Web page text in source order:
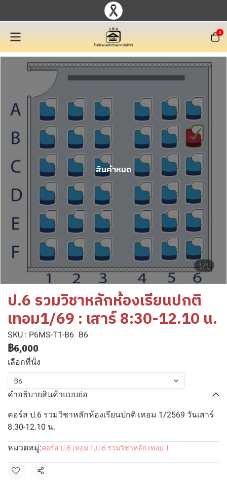
0
1/1
สินค้าหมด
ป.6 รวมวิชาหลักห้องเรียนปกติ
เทอม1/69 : เสาร์ 8:30-12.10 น.
SKU : P6MS-T1-B6 B6
฿6,000
เลือกที่นั่ง
B6
คำอธิบายสินค้าแบบย่อ
คอร์ส ป.6 รวมวิชาหลักห้องเรียนปกติ เทอม 1/2569 วันเสาร์
8.30-12.10 น.
หมวดหมู่:คอร์ส ป.6 เทอม 1 ,ป.6 รวมวิชาหลัก เทอม 1
แชร์